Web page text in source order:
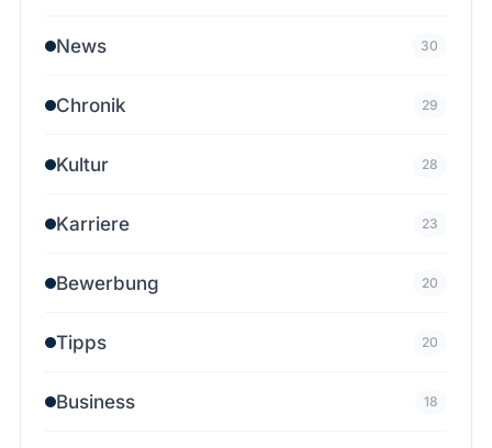
News 30
Chronik 29
Kultur 28
Karriere 23
Bewerbung 20
Tipps 20
Business 18